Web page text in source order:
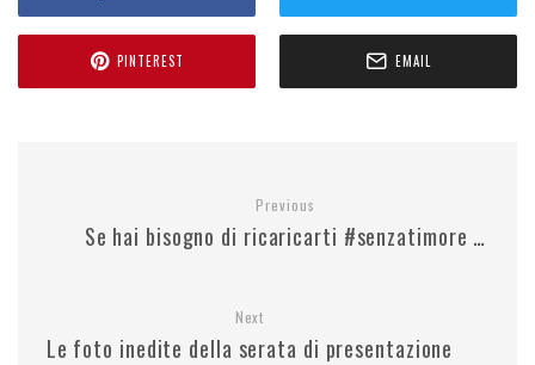
PINTEREST EMAIL
Previous
Se hai bisogno di ricaricarti #senzatimore …
Next
Le foto inedite della serata di presentazione